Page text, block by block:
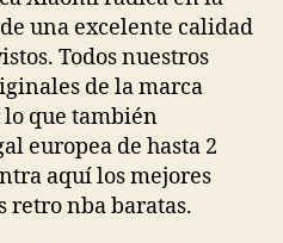
una excelente calidad
Todos nuestros
de la marca
lo que también
europea de hasta 2
aquí los mejores
retro nba baratas.